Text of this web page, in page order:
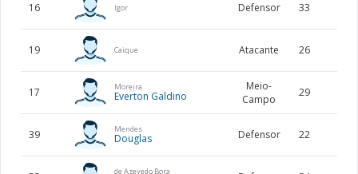
16 Igor Defensor 33
19 Caique Atacante 26
17 Moreira
Everton Galdino
Meio-
Campo
29
39 Mendes
Douglas Defensor 22
de Azevedo Bora